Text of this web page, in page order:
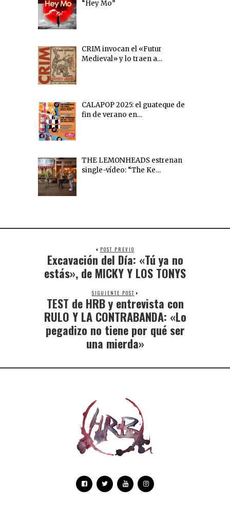
“Hey Mo”
CRIM invocan el «Futur
Medieval» y lo traen a…
CALAPOP 2025: el guateque de
fin de verano en…
THE LEMONHEADS estrenan
single-vídeo: “The Ke…
POST PREVIO
Excavación del Día: «Tú ya no
estás», de MICKY Y LOS TONYS
SIGUIENTE POST
TEST de HRB y entrevista con
RULO Y LA CONTRABANDA: «Lo
pegadizo no tiene por qué ser
una mierda»